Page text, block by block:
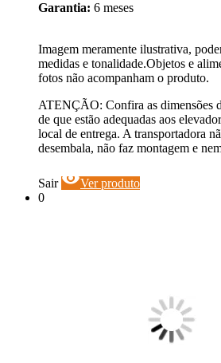
Garantia: 6 meses
Imagem meramente ilustrativa,
medidas e tonalidade.Objetos e
fotos não acompanham o produto.
ATENÇÃO: Confira as dimensões
de que estão adequadas aos
local de entrega. A transportadora
desembala, não faz montagem e
Sair visibilityVer produto
0